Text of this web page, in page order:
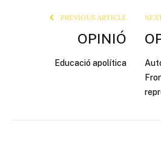
PREVIOUS ARTICLE
OPINIÓ
Educació apolítica